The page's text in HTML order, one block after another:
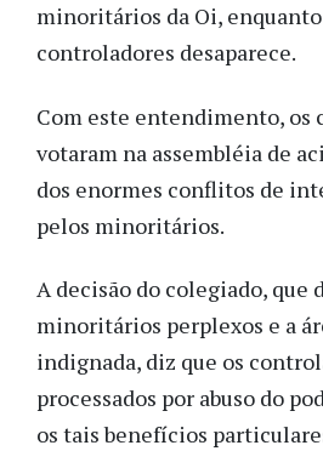
minoritários da Oi,
controladores desaparece.
Com este entendimento, os
votaram na assembléia de
dos enormes conflitos de
pelos minoritários.
A decisão do colegiado, que
minoritários perplexos e a
indignada, diz que os
processados por abuso do
os tais benefícios